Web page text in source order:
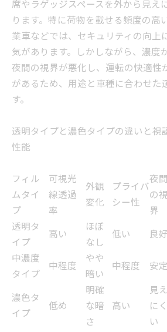
席やラゲッジスペースを外から見え
ります。特に荷物を載せる頻度の高
業車などでは、セキュリティの向上
気があります。しかしながら、濃度
夜間の視界が悪化し、運転の快適性
があるため、用途と車種に合わせた
す。
透明タイプと濃色タイプの違いと視
性能
フィル
ムタイ
プ
可視光
線透過
率
外観
変化
プライバ
シー性
夜間
の視
界
透明タ
イプ
高い
ほぼ
なし
低い 良好
中濃度
タイプ
中程度
やや
暗い
中程度 安定
濃色タ
イプ
低め
明確
な暗
さ
高い
見え
にく
い